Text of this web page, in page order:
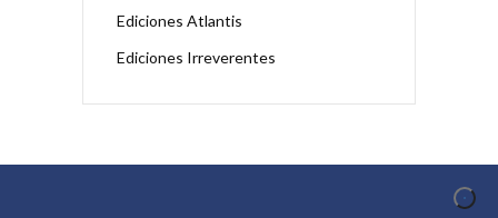
Ediciones Atlantis
Ediciones Irreverentes